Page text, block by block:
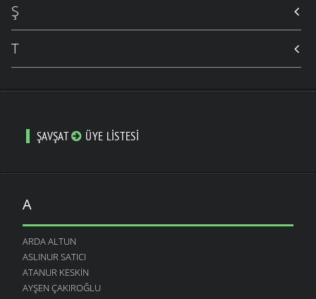
Ş
T
ŞAVŞAT ÜYE LISTESI
A
ARDA ALTUN
ASLINUR SATICI
ATANUR KESKIN
AYŞEN ÇAKIROĞLU